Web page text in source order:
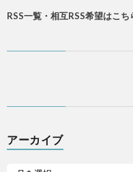
RSS一覧・相互RSS希望はこち
アーカイブ